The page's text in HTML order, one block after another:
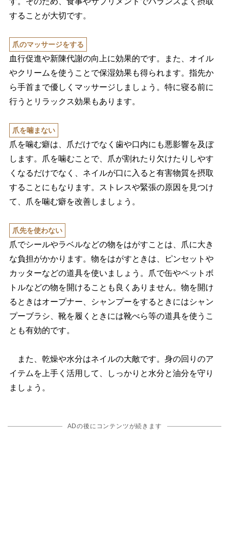
することが大切です。
爪のマッサージをする
血行促進や新陳代謝の向上に効果的です。また、オイル
クリームを使うことで保湿効果も得られます。指先か
ら手首まで優しくマッサージしましょう。特に寝る前に
行うとリラックス効果もあります。
爪を噛まない
爪を噛む癖は、爪だけでなく歯や口内にも悪影響を及ぼ
します。爪を噛むことで、爪が割れたり欠けたりしやす
くなるだけでなく、ネイルが口に入ると有害物質を摂取
することにもなります。ストレスや緊張の原因を見つけ
て、爪を噛む癖を改善しましょう。
爪先を使わない
爪でシールやラベルなどの物をはがすことは、爪に大き
な負担がかかります。物をはがすときは、ピンセット
カッターなどの道具を使いましょう。爪で缶やペットボ
トルなどの物を開けることも良くありません。物を開け
るときはオープナー、シャンプーをするときにはシャン
プーブラシ、靴を履くときには靴べら等の道具を使うこ
とも有効的です。
また、乾燥や水分はネイルの大敵です。身の回りのア
イテムを上手く活用して、しっかりと水分と油分を守り
ましょう。
ADの後にコンテンツが続きます